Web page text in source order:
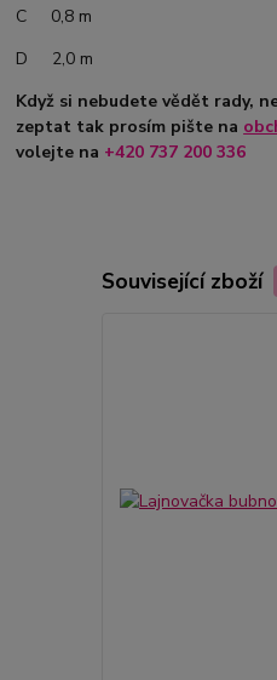
C 0,8 m
D 2,0 m
Když si nebudete vědět rady,
zeptat tak prosím pište na
volejte na +420 737 200 336
Související zboží